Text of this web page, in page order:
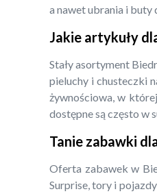
a nawet ubrania i buty
Jakie artykuły
Stały asortyment
pieluchy i chusteczki
żywnościowa, w
dostępne są często w
Tanie zabawki
Oferta zabawek w
Surprise, tory i